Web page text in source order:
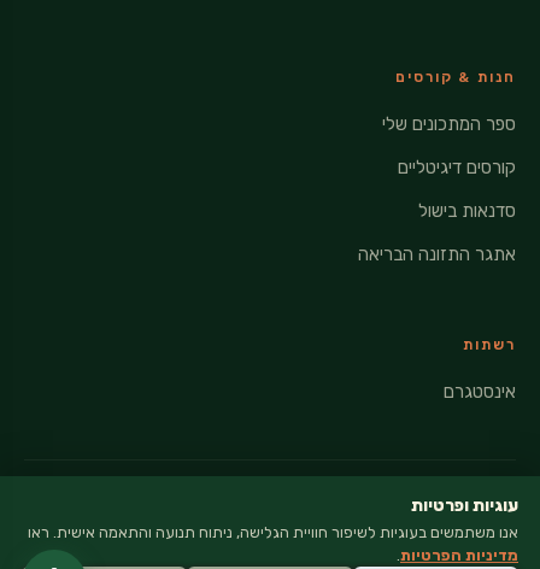
חנות & קורסים
ספר המתכונים שלי
קורסים דיגיטליים
סדנאות בישול
אתגר התזונה הבריאה
רשתות
אינסטגרם
© 2026 VEGANATI · כל הזכויות שמורות
עוגיות ופרטיות
אנו משתמשים בעוגיות לשיפור חוויית הגלישה, ניתוח תנועה והתאמה אישית. ראו
מדיניות הפרטיות.